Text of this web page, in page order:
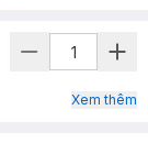
Xem thêm